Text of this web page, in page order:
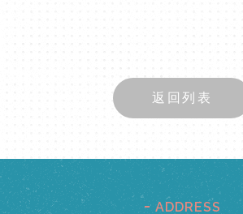
返回列表
ADDRESS